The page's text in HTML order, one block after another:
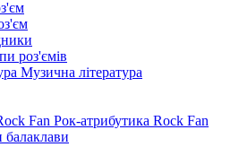
роз'ємів
Музична література
Рок-атрибутика Rock Fan